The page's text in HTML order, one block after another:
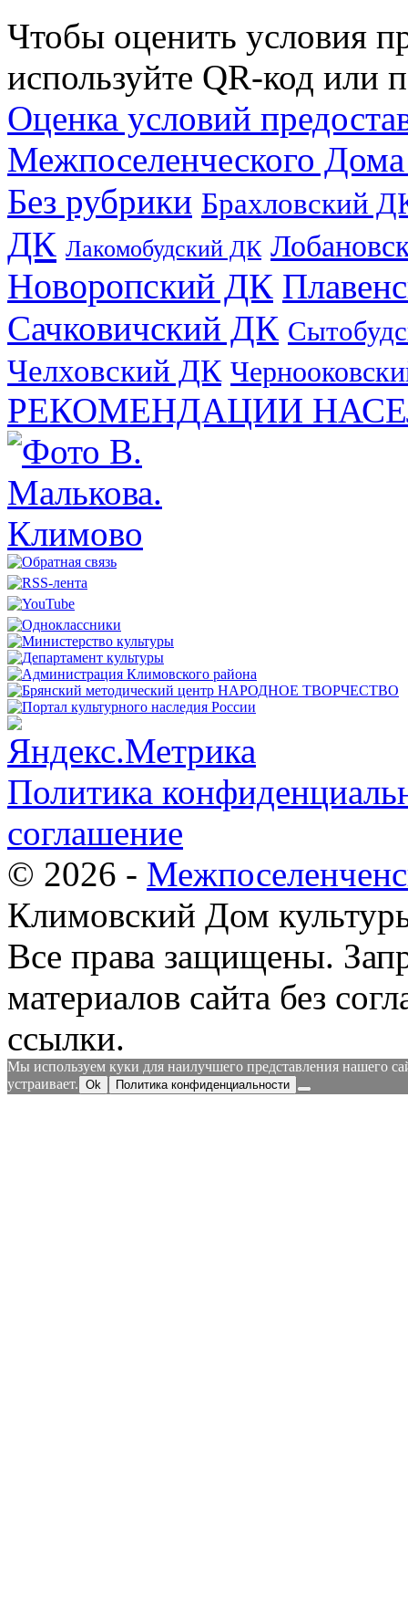
Чтобы оценить условия
используйте QR-код или
Оценка условий
Межпоселенческого
Без рубрики Брахловский
ДК Лакомобудский ДК
Новоропский ДК
Сачковичский ДК
Челховский ДК
РЕКОМЕНДАЦИИ
Политика
соглашение
© 2026 -
Климовский Дом
Все права защищены.
материалов сайта без
ссылки.
Мы используем куки для наилучшего представления нашего
устраивает. Ok Политика конфиденциальности